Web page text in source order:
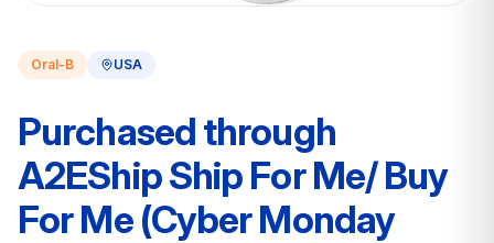
Oral-B USA
Purchased through
A2EShip Ship For Me/ Buy
For Me (Cyber Monday